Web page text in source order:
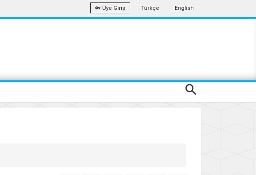
Üye Giriş Türkçe English